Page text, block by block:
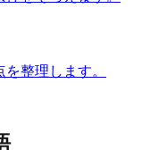
整理します。